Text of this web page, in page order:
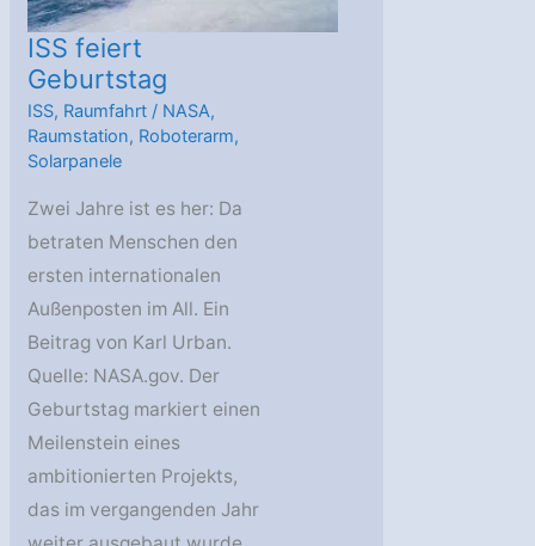
ISS feiert
Geburtstag
ISS, Raumfahrt / NASA,
Raumstation, Roboterarm,
Solarpanele
Zwei Jahre ist es her: Da
betraten Menschen den
ersten internationalen
Außenposten im All. Ein
Beitrag von Karl Urban.
Quelle: NASA.gov. Der
Geburtstag markiert einen
Meilenstein eines
ambitionierten Projekts,
das im vergangenden Jahr